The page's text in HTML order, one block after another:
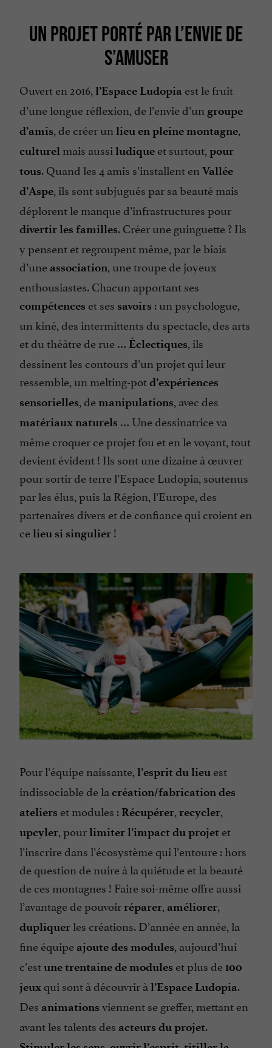
UN PROJET PORTÉ PAR L’ENVIE DE
S’AMUSER
Ouvert en 2016, l’Espace Ludopia est le fruit
d’une longue réflexion, de l’envie d’un groupe
d’amis , de créer un lieu en pleine montagne
culturel mais aussi ludique et surtout, pour
tous. Quand les 4 amis s’installent en Vallée
d’Aspe , ils sont subjugués par sa beauté mais
déplorent le manque d’infrastructures pour
divertir les familles. Créer une guinguette ? Ils
y pensent et regroupent même, par le biais
d’une association , une troupe de joyeux
enthousiastes. Chacun apportant ses
compétences et ses savoirs : un psychologue,
un kiné, des intermittents du spectacle, des arts
et du théâtre de rue … Éclectiques , ils
dessinent les contours d’un projet qui leur
ressemble, un melting-potd’expériences
sensorielles , de manipulations , avec des
matériaux naturels … Une dessinatrice va
même croquer ce projet fou et en le voyant, tout
devient évident ! Ils sont une dizaine à œuvrer
pour sortir de terre l’Espace Ludopia, soutenus
par les élus, puis la Région, l’Europe, des
partenaires divers et de confiance qui croient en
celieu si singulier !
Pour l’équipe naissante, l’esprit du lieu est
indissociable de la création/fabrication des
ateliers et modules : Récupérer, recycler,
upcyler, pourlimiter l’impact du projet et
l’inscrire dans l’écosystème qui l’entoure : hors
de question de nuire à la quiétude et la beauté
de ces montagnes ! Faire soi-même offre aussi
l’avantage de pouvoir réparer, améliorer,
dupliquer les créations. D’année en année, la
fine équipe ajoute des modules, aujourd’hui
c’estunetrentaine de modules et plus de 100
jeuxqui sont à découvrir à l’Espace Ludopia.
Des animations viennent se greffer, mettant en
avant les talents des acteurs du projet.